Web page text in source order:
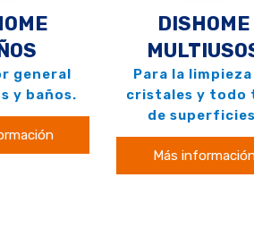
general
y baños.
DISHOME
Para la limpieza
cristales y todo
de
Más